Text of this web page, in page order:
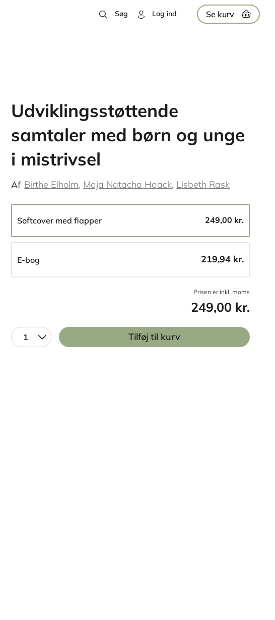
Søg Log ind Se kurv
Udviklingsstøttende
samtaler med børn og unge
i mistrivsel
Af Birthe Elholm Maja Natacha Haack Lisbeth Rask
Softcover med flapper 249,00 kr.
E-bog 219,94 kr.
Prisen er inkl, moms
249,00 kr.
1 Tilføj til kurv